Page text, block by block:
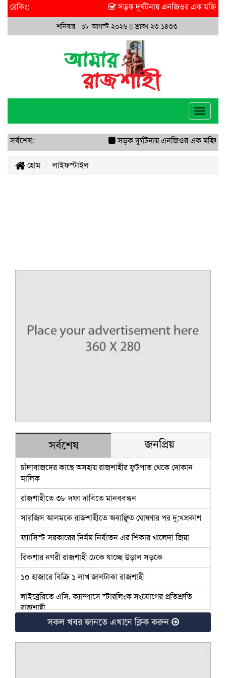
ব্রেকিং: সড়ক দুর্ঘটনায় এনজিওর এক মহিলা
শনিবার ০৮ আগস্ট ২০২৬ || শ্রাবণ ২৩ ১৪৩৩
Toggle
সর্বশেষ:
সড়ক দুর্ঘটনায় এনজিওর এক মহিলা
হোম লাইফস্টাইল
সর্বশেষ জনপ্রিয়
চাঁদাবাজদের কাছে অসহায় রাজশাহীর ফুটপাত থেকে দোকান
মালিক
রাজশাহীতে ৩৮ দফা দাবিতে মানববন্ধন
সারজিস আলমকে রাজশাহীতে অবাঞ্ছিত ঘোষণার পর দু:খপ্রকাশ
ফ্যাসিস্ট সরকারের নির্মম নির্যাতন এর শিকার খালেদা জিয়া
রিকশার নগরী রাজশাহী ঢেকে যাচ্ছে উড়াল সড়কে
১০ হাজারে বিক্রি ১ লাখ জালটাকা রাজশাহী
লাইব্রেরিতে এসি, ক্যাম্পাসে স্টারলিংক সংযোগের প্রতিশ্রুতি
রাজশাহী
অটোমেশনেও রাজশাহী ওয়াসায় কোটি কোটি টাকার লোকসান
সকল খবর জানতে এখানে ক্লিক করুন